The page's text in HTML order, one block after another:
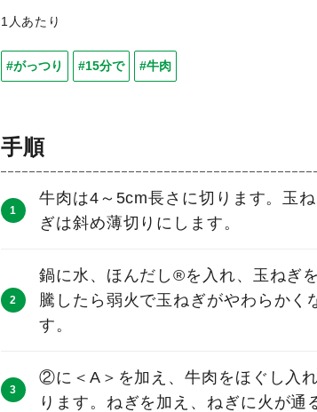
1人あたり
#がっつり #15分で #牛肉
手順
牛肉は4～5cm長さに切ります。玉
ぎは斜め薄切りにします。
鍋に水、ほんだし®を入れ、玉ねぎ
騰したら弱火で玉ねぎがやわらかく
す。
②に＜A＞を加え、牛肉をほぐし入
ります。ねぎを加え、ねぎに火が通